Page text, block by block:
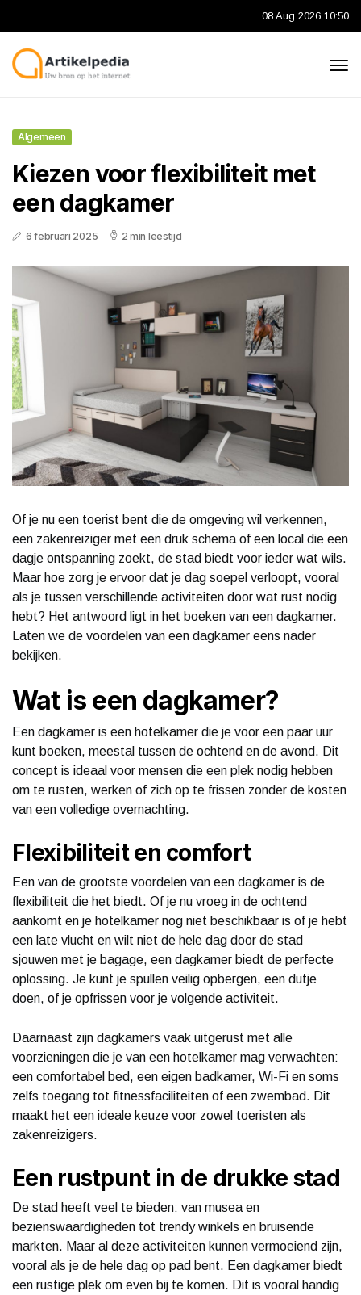
08 Aug 2026 10:50
Algemeen
Kiezen voor flexibiliteit met
een dagkamer
6 februari 2025 2 min leestijd
Of je nu een toerist bent die de omgeving wil verkennen,
een zakenreiziger met een druk schema of een local die een
dagje ontspanning zoekt, de stad biedt voor ieder wat wils.
Maar hoe zorg je ervoor dat je dag soepel verloopt, vooral
als je tussen verschillende activiteiten door wat rust nodig
hebt? Het antwoord ligt in het boeken van een dagkamer.
Laten we de voordelen van een dagkamer eens nader
bekijken.
Wat is een dagkamer?
Een dagkamer is een hotelkamer die je voor een paar uur
kunt boeken, meestal tussen de ochtend en de avond. Dit
concept is ideaal voor mensen die een plek nodig hebben
om te rusten, werken of zich op te frissen zonder de kosten
van een volledige overnachting.
Flexibiliteit en comfort
Een van de grootste voordelen van een dagkamer is de
flexibiliteit die het biedt. Of je nu vroeg in de ochtend
aankomt en je hotelkamer nog niet beschikbaar is of je hebt
een late vlucht en wilt niet de hele dag door de stad
sjouwen met je bagage, een dagkamer biedt de perfecte
oplossing. Je kunt je spullen veilig opbergen, een dutje
doen, of je opfrissen voor je volgende activiteit.
Daarnaast zijn dagkamers vaak uitgerust met alle
voorzieningen die je van een hotelkamer mag verwachten:
een comfortabel bed, een eigen badkamer, Wi-Fi en soms
zelfs toegang tot fitnessfaciliteiten of een zwembad. Dit
maakt het een ideale keuze voor zowel toeristen als
zakenreizigers.
Een rustpunt in de drukke stad
De stad heeft veel te bieden: van musea en
bezienswaardigheden tot trendy winkels en bruisende
markten. Maar al deze activiteiten kunnen vermoeiend zijn,
vooral als je de hele dag op pad bent. Een dagkamer biedt
een rustige plek om even bij te komen. Dit is vooral handig